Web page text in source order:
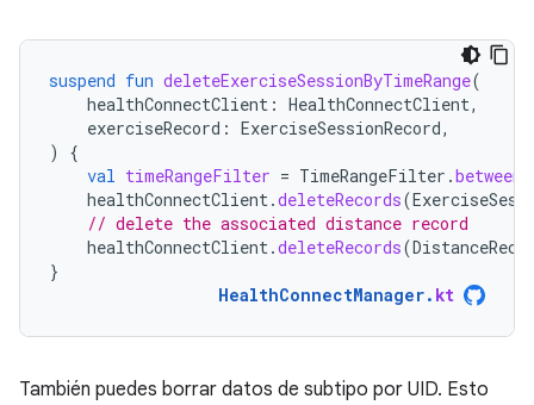
suspend fun deleteExerciseSessionByTimeRange(
healthConnectClient : HealthConnectClient,
exerciseRecord : ExerciseSessionRecord,
)
{
val timeRangeFilter = TimeRangeFilter .between
healthConnectClient.deleteRecords(
// delete the associated distance record
healthConnectClient.deleteRecords(
}
HealthConnectManager. kt
También puedes borrar datos de subtipo por UID. Esto